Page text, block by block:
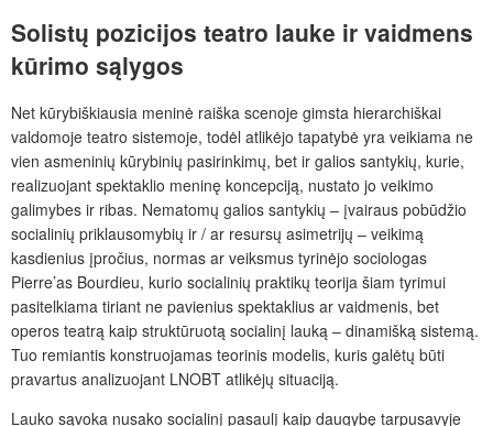
Solistų pozicijos teatro lauke ir vaidmens
kūrimo sąlygos
Net kūrybiškiausia meninė raiška scenoje gimsta hierarchiškai
valdomoje teatro sistemoje, todėl atlikėjo tapatybė yra veikiama ne
vien asmeninių kūrybinių pasirinkimų, bet ir galios santykių, kurie,
realizuojant spektaklio meninę koncepciją, nustato jo veikimo
galimybes ir ribas. Nematomų galios santykių – įvairaus pobūdžio
socialinių priklausomybių ir / ar resursų asimetrijų – veikimą
kasdienius įpročius, normas ar veiksmus tyrinėjo sociologas
Pierre’as Bourdieu, kurio socialinių praktikų teorija šiam tyrimui
pasitelkiama tiriant ne pavienius spektaklius ar vaidmenis, bet
operos teatrą kaip struktūruotą socialinį lauką – dinamišką sistemą.
Tuo remiantis konstruojamas teorinis modelis, kuris galėtų būti
pravartus analizuojant LNOBT atlikėjų situaciją.
Lauko sąvoka nusako socialinį pasaulį kaip daugybę tarpusavyje